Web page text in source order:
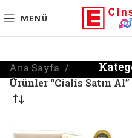
MENÜ
Ana Sayfa
Ürünler “Cialis Satın